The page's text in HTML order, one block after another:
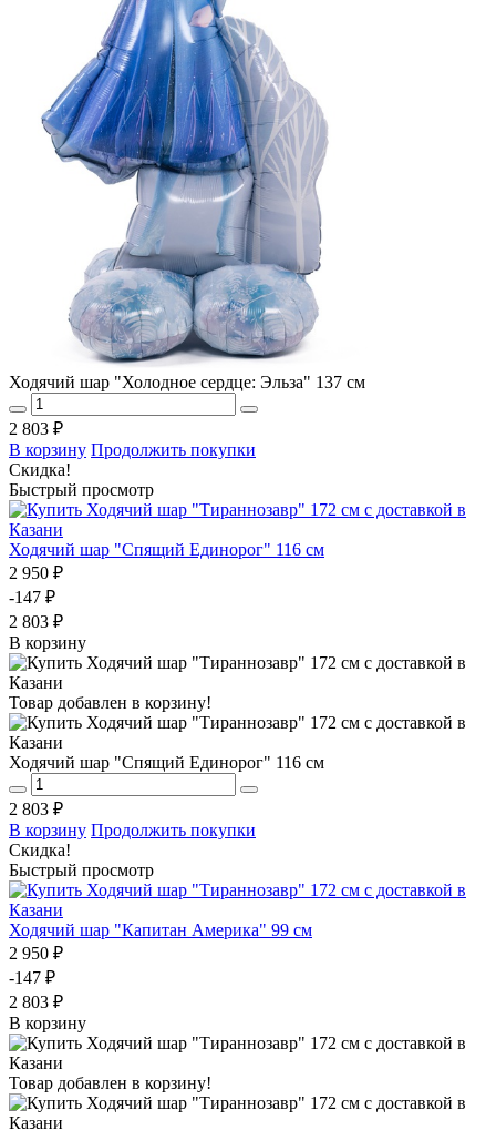
Ходячий шар "Холодное сердце: Эльза" 137 см
2 803 ₽
В корзину Продолжить покупки
Скидка!
Быстрый просмотр
Ходячий шар "Спящий Единорог" 116 см
2 950 ₽
-147 ₽
2 803 ₽
В корзину
Товар добавлен в корзину!
Ходячий шар "Спящий Единорог" 116 см
2 803 ₽
В корзину Продолжить покупки
Скидка!
Быстрый просмотр
Ходячий шар "Капитан Америка" 99 см
2 950 ₽
-147 ₽
2 803 ₽
В корзину
Товар добавлен в корзину!